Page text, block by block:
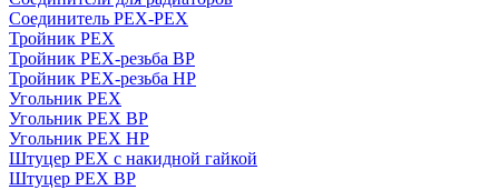
Соединитель PEX-PEX
Тройник PEX
Тройник PEX-резьба ВР
Тройник PEX-резьба НР
Угольник PEX
Угольник PEX ВР
Угольник PEX НР
Штуцер PEX c накидной гайкой
Штуцер PEX ВР